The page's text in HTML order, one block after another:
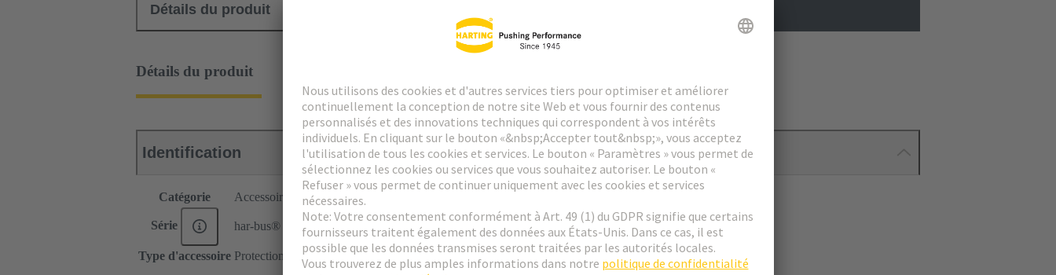
Détails du produit
Détails du produit
Identification
Catégorie Accessoires
Série har-bus® 64
Type d'accessoire Protection pour pions